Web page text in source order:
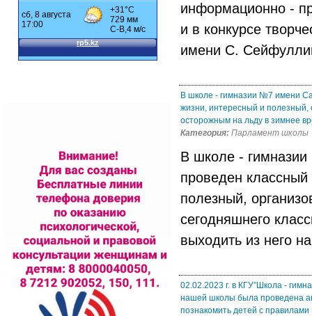
информационно -
и в конкурсе
имени С.
В школе - гимназии №7 имени
жизни, интересный и полезный,
осторожным на льду в зимнее
Категория: Парламент школы
В школе -
проведен
полезный,
сегодняшнего
выходить из него
02.02.2023 г. в КГУ”Школа -
нашей школы была проведена
познакомить детей с правилами